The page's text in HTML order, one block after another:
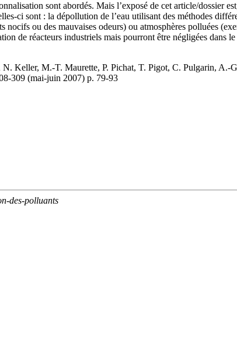
sont abordés. Mais l’exposé de cet article/dossier
ci sont : la dépollution de l’eau utilisant des méthodes
ou des mauvaises odeurs) ou atmosphères polluées
de réacteurs industriels mais pourront être négligées dans
Keller, M.-T. Maurette, P. Pichat, T. Pigot, C. Pulgarin, A.-
309 (mai-juin 2007) p. 79-93
des-polluants